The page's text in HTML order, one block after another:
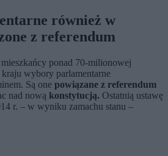
również w
z referendum
ponad 70-milionowej
wybory parlamentarne
Są one powiązane z referendum
nad nową konstytucją. Ostatnią ustawę
r. – w wyniku zamachu stanu –